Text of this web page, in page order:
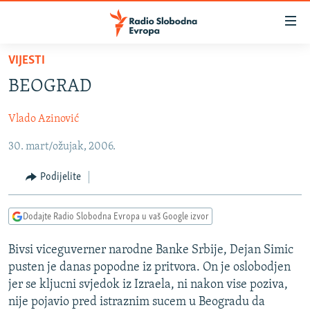
Pređite
glavni
Pređite
na
navigaciju
Pređite
na
pretragu
SRBIJA
KOSOVO
CRNA GORA
VIZUELNO
VIDEO
FOTOGALERIJE
INFOGRAFIKE
PODCASTI
RAT U UKRAJINI
KINA NA BALKANU
RSE PRIČE IZ SVIJETA
VIJESTI
BEOGRAD
Vlado Azinović
30. mart/ožujak, 2006.
Podijelite
Dodajte Radio Slobodna Evropa u vaš Google izvor
Bivsi viceguverner narodne Banke Srbije, Dejan Simic
pusten je danas popodne iz pritvora. On je oslobodjen
jer se kljucni svjedok iz Izraela, ni nakon vise poziva,
nije pojavio pred istraznim sucem u Beogradu da